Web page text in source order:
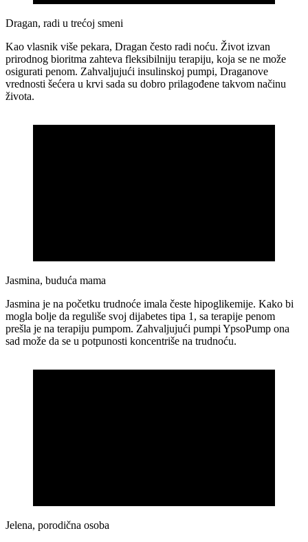
Dragan, radi u trećoj smeni
Kao vlasnik više pekara, Dragan često radi noću. Život izvan
prirodnog bioritma zahteva fleksibilniju terapiju, koja se ne može
osigurati penom. Zahvaljujući insulinskoj pumpi, Draganove
vrednosti šećera u krvi sada su dobro prilagođene takvom načinu
života.
Jasmina, buduća mama
Jasmina je na početku trudnoće imala česte hipoglikemije. Kako bi
mogla bolje da reguliše svoj dijabetes tipa 1, sa terapije penom
prešla je na terapiju pumpom. Zahvaljujući pumpi YpsoPump ona
sad može da se u potpunosti koncentriše na trudnoću.
Jelena, porodična osoba